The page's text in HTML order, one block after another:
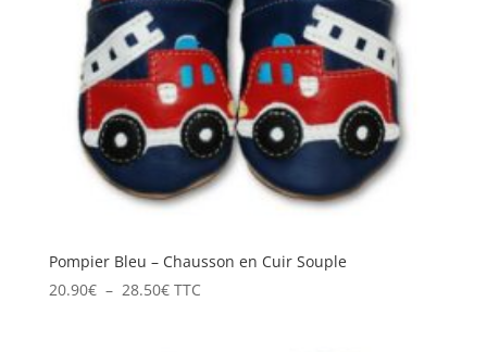
Pompier Bleu – Chausson en Cuir Souple
20.90€ – 28.50€Plage
TTC